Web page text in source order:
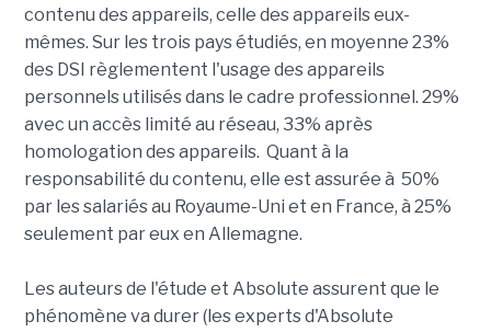
contenu des appareils, celle des appareils eux-
mêmes. Sur les trois pays étudiés, en moyenne 23%
des DSI règlementent l'usage des appareils
personnels utilisés dans le cadre professionnel. 29%
avec un accès limité au réseau, 33% après
homologation des appareils. Quant à la
responsabilité du contenu, elle est assurée à 50%
par les salariés au Royaume-Uni et en France, à 25%
seulement par eux en Allemagne.
Les auteurs de l'étude et Absolute assurent que le
phénomène va durer (les experts d'Absolute